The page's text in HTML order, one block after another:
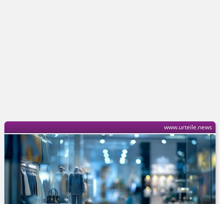
www.urteile.news